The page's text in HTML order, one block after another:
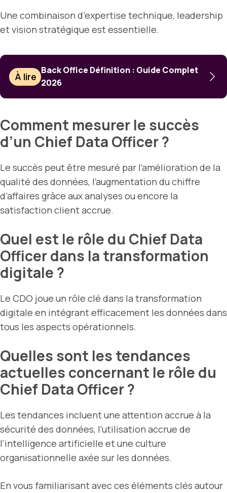
Une combinaison d’expertise technique, leadership
et vision stratégique est essentielle.
À lire
Back Office Définition : Guide Complet
2026
Comment mesurer le succès
d’un Chief Data Officer ?
Le succès peut être mesuré par l’amélioration de la
qualité des données, l’augmentation du chiffre
d’affaires grâce aux analyses ou encore la
satisfaction client accrue.
Quel est le rôle du Chief Data
Officer dans la transformation
digitale ?
Le CDO joue un rôle clé dans la transformation
digitale en intégrant efficacement les données dans
tous les aspects opérationnels.
Quelles sont les tendances
actuelles concernant le rôle du
Chief Data Officer ?
Les tendances incluent une attention accrue à la
sécurité des données, l’utilisation accrue de
l’intelligence artificielle et une culture
organisationnelle axée sur les données.
En vous familiarisant avec ces éléments clés autour